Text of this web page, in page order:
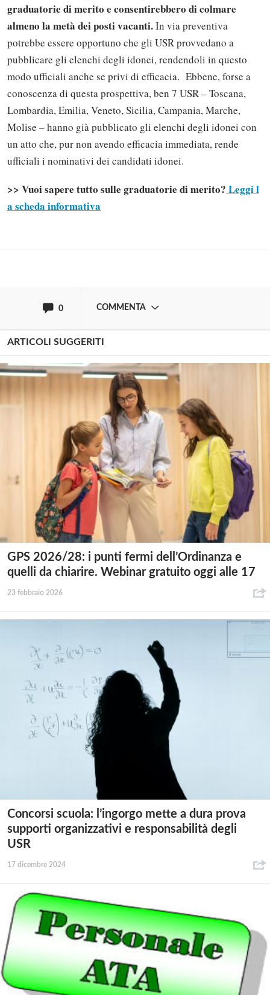
graduatorie di merito e consentirebbero di colmare
almeno la metà dei posti vacanti.In via preventiva
potrebbe essere opportuno che gli USR provvedano a
pubblicare gli elenchi degli idonei, rendendoli in questo
modo ufficiali anche se privi di efficacia. Ebbene, forse a
conoscenza di questa prospettiva, ben 7 USR – Toscana,
Lombardia, Emilia, Veneto, Sicilia, Campania, Marche,
Molise – hanno già pubblicato gli elenchi degli idonei con
un atto che, pur non avendo efficacia immediata, rende
ufficiali i nominativi dei candidati idonei.
>> Vuoi sapere tutto sulle graduatorie di merito? Leggi l
a scheda informativa
0 COMMENTA
commentare!
ARTICOLI SUGGERITI
GPS 2026/28: i punti fermi dell’Ordinanza e
quelli da chiarire. Webinar gratuito oggi alle 17
23 febbraio 2026
Concorsi scuola: l’ingorgo mette a dura prova
supporti organizzativi e responsabilità degli
USR
17 dicembre 2024